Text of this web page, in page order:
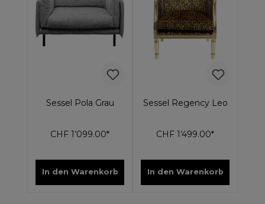
Sessel Pola Grau
CHF 1’099.00*
In den Warenkorb
Sessel Regency Leo
CHF 1’499.00*
In den Warenkorb